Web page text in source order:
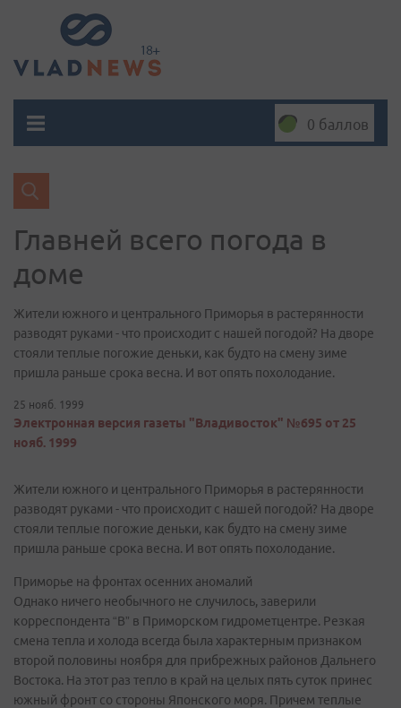
0 баллов
Главней всего погода в
доме
Жители южного и центрального Приморья в растерянности
разводят руками - что происходит с нашей погодой? На дворе
стояли теплые погожие деньки, как будто на смену зиме
пришла раньше срока весна. И вот опять похолодание.
25 нояб. 1999
Электронная версия газеты "Владивосток" №695 от 25
нояб. 1999
Жители южного и центрального Приморья в растерянности
разводят руками - что происходит с нашей погодой? На дворе
стояли теплые погожие деньки, как будто на смену зиме
пришла раньше срока весна. И вот опять похолодание.
Приморье на фронтах осенних аномалий
Однако ничего необычного не случилось, заверили
корреспондента “В” в Приморском гидрометцентре. Резкая
смена тепла и холода всегда была характерным признаком
второй половины ноября для прибрежных районов Дальнего
Востока. На этот раз тепло в край на целых пять суток принес
южный фронт со стороны Японского моря. Причем теплые